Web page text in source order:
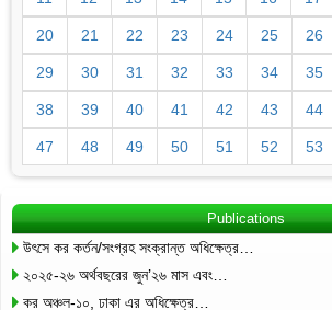
20 21 22 23 24 25 26
29 30 31 32 33 34 35
38 39 40 41 42 43 44
47 48 49 50 51 52 53
Publications
উৎসে কর কর্তন/সংগ্রহ সংক্রান্ত অধিক্ষেত্র…
২০২৫-২৬ অর্থবছরের জুন’২৬ মাস এবং…
কর অঞ্চল-১০, ঢাকা এর অধিক্ষেত্র…